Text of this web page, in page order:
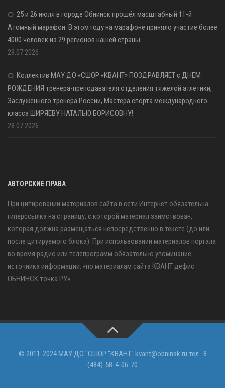
25 и 26 июля в городе Обнинск прошёл масштабный 11-й
Атомный марафон. В этом году на марафоне приняло участие более
4000 человек из 29 регионов нашей страны.
29.07.2026
Коллектив МАУ ДО «СШОР «КВАНТ» ПОЗДРАВЛЯЕТ с ДНЕМ
РОЖДЕНИЯ тренера-преподавателя отделения тяжелой атлетики,
Заслуженного тренера России, Мастера спорта международного
класса ШИРЯЕВУ НАТАЛЬЮ БОРИСОВНУ!
28.07.2026
АВТОРСКИЕ ПРАВА
При цитировании материалов сайта в сети Интернет обязательна
гиперссылка на страницу, с которой материал заимствован,
которая должна размещаться непосредственно в тексте (до или
после цитируемого блока). При использовании материалов портала
во время радио или телепрограмм обязательно упоминание
источника информации: «по материалам сайта КВАНТ дефис
ОБНИНСК точка РУ».
© 2011-2024 МАУ ДО "СШОР "КВАНТ" kvant@obninsk.ru тел . 8
(484)-58-4-06-70